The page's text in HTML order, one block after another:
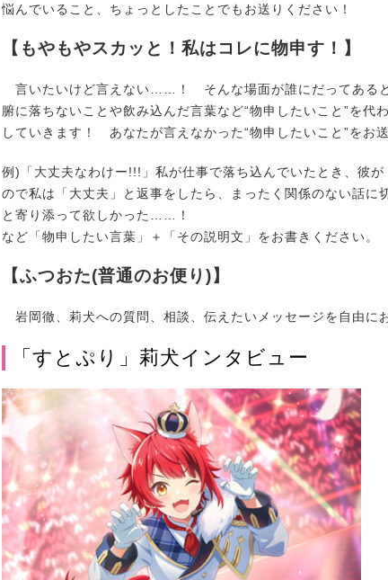
悩んでいること、ちょっとしたことでもお送りください！
【もやもやスカッと！私はコレに物申す！】
言いたいけど言えない……！ そんな場面が誰にだってあると
腑に落ちないことや飲み込んだ言葉など“物申したいこと”を代
していきます！ あなたが言えなかった“物申したいこと”をお送
例)「大丈夫なわけー!!!」私が仕事で落ち込んでいたとき、彼
ので私は「大丈夫」と返事をしたら、まったく関係のない話に
と寄り添って欲しかった……！
など「物申したい言葉」＋「その説明文」をお書きください。
【ふつおた(普通のお便り)】
岩岡徹、莉犬への質問、相談、伝えたいメッセージを自由に
「すとぷり」莉犬インタビュー